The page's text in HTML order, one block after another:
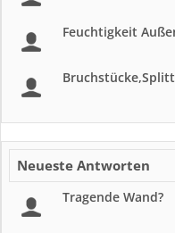
Feuchtigkeit
Neueste Antworten
Tragende Wand?